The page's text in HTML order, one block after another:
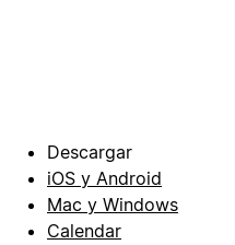
Descargar
iOS y Android
Mac y Windows
Calendar